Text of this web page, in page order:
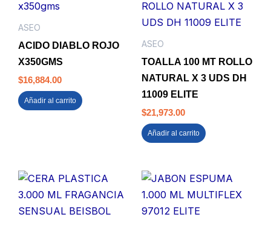
ASEO
ACIDO DIABLO ROJO
X350GMS
$16,884.00
Añadir al carrito
ASEO
TOALLA 100 MT ROLLO
NATURAL X 3 UDS DH
11009 ELITE
$21,973.00
Añadir al carrito